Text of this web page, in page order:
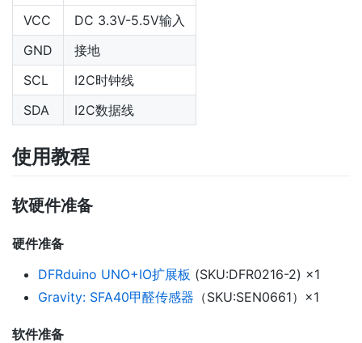
VCC
DC 3.3V-5.5V输入
GND
接地
SCL
I2C时钟线
SDA
I2C数据线
使用教程
软硬件准备
硬件准备
DFRduino UNO+IO扩展板 (SKU:DFR0216-2) ×1
Gravity: SFA40甲醛传感器 （SKU:SEN0661）×1
软件准备